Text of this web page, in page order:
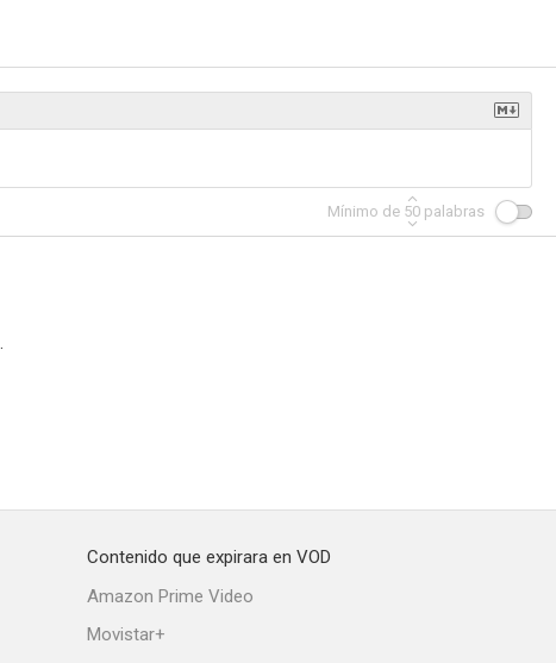
Mínimo de 50 palabras
Contenido que expirara en VOD
Amazon Prime Video
Movistar+